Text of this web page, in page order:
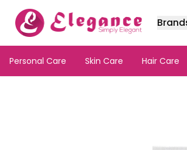
Personal Care Skin Care Hair Care